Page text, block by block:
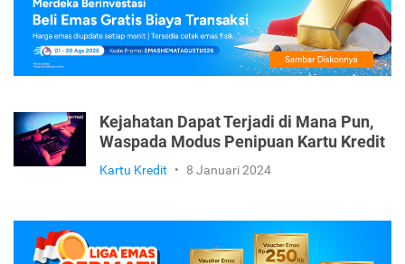
Kejahatan Dapat Terjadi di Mana Pun,
Waspada Modus Penipuan Kartu Kredit
Kartu Kredit • 8 Januari 2024